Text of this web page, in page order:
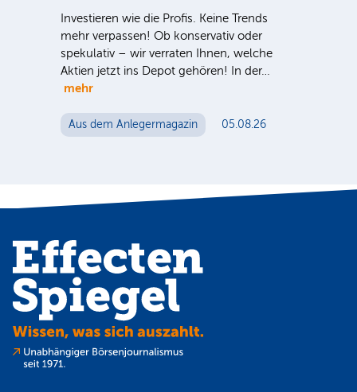
Investieren wie die Profis. Keine Trends
mehr verpassen! Ob konservativ oder
spekulativ – wir verraten Ihnen, welche
Aktien jetzt ins Depot gehören! In der…
mehr
Aus dem Anlegermagazin 05.08.26